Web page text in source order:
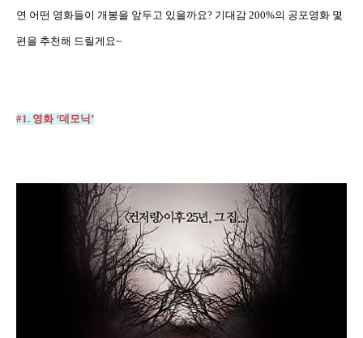
연 어떤 영화들이 개봉을 앞두고 있을까요? 기대감 200%의 공포영화 몇
편을 추천해 드릴게요~
#1. 영화 ‘데모닉 ’